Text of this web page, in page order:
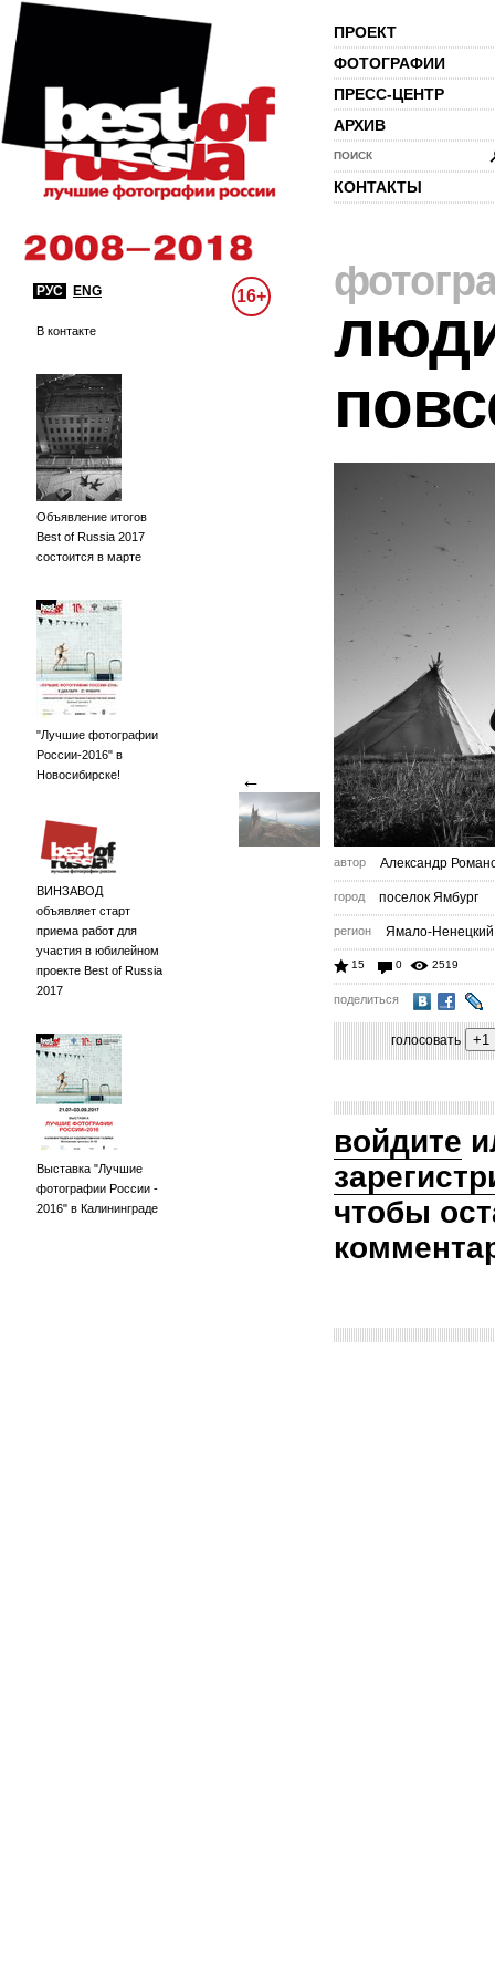
ПРОЕКТ
ФОТОГРАФИИ
ПРЕСС-ЦЕНТР
АРХИВ
ПОИСК
КОНТАКТЫ
РУС ENG 16+
В контакте
Объявление итогов
Best of Russia 2017
состоится в марте
"Лучшие фотографии
России-2016" в
Новосибирске!
ВИНЗАВОД
объявляет старт
приема работ для
участия в юбилейном
проекте Best of Russia
2017
Выставка "Лучшие
фотографии России -
2016" в Калининграде
←
автор Александр
город поселок Ямбург
регион Ямало-
15 0 2519
поделиться
голосовать
войдите
чтобы